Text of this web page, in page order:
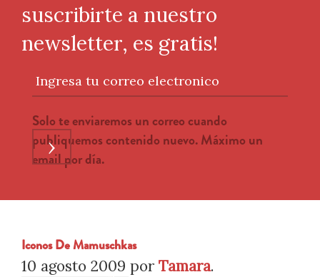
suscribirte a nuestro
newsletter, es gratis!
Ingresa tu correo electronico
Solo te enviaremos un correo cuando
publiquemos contenido nuevo. Máximo un
email por día.
›
Iconos De Mamuschkas
10 agosto 2009 por Tamara.